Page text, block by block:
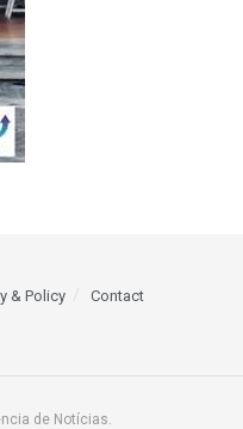
& Policy Contact
de Notícias.